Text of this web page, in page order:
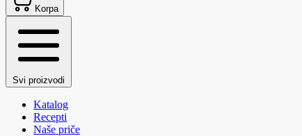
Korpa
Svi proizvodi
Katalog
Recepti
Naše priče